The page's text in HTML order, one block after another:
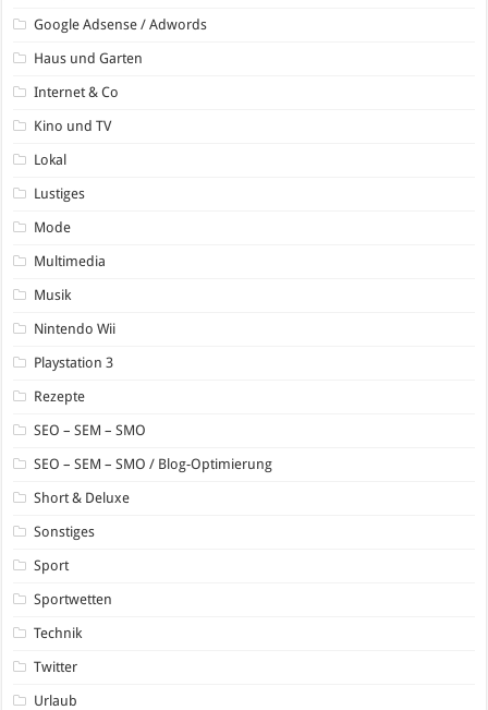
Google Adsense / Adwords
Haus und Garten
Internet & Co
Kino und TV
Lokal
Lustiges
Mode
Multimedia
Musik
Nintendo Wii
Playstation 3
Rezepte
SEO – SEM – SMO
SEO – SEM – SMO / Blog-Optimierung
Short & Deluxe
Sonstiges
Sport
Sportwetten
Technik
Twitter
Urlaub